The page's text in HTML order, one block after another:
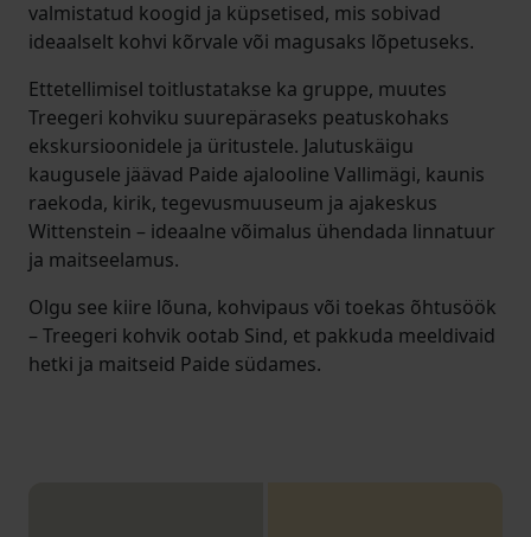
valmistatud koogid ja küpsetised, mis sobivad
ideaalselt kohvi kõrvale või magusaks lõpetuseks.
Ettetellimisel toitlustatakse ka gruppe, muutes
Treegeri kohviku suurepäraseks peatuskohaks
ekskursioonidele ja üritustele. Jalutuskäigu
kaugusele jäävad Paide ajalooline Vallimägi, kaunis
raekoda, kirik, tegevusmuuseum ja ajakeskus
Wittenstein – ideaalne võimalus ühendada linnatuur
ja maitseelamus.
Olgu see kiire lõuna, kohvipaus või toekas õhtusöök
– Treegeri kohvik ootab Sind, et pakkuda meeldivaid
hetki ja maitseid Paide südames.